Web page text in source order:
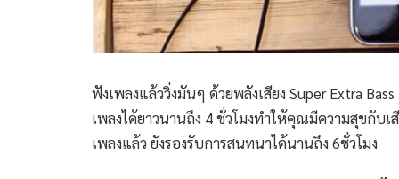
ฟังเพลงแล้ววิ่งมันๆ ด้วยพลังเสียง Super Extra
เพลงได้ยาวนานถึง 4 ชั่วโมงทำให้คุณมีความสุขกับ
เพลงแล้ว ยังรองรับการสนทนาได้นานถึง 6ชั่วโมง